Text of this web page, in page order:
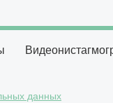
данных